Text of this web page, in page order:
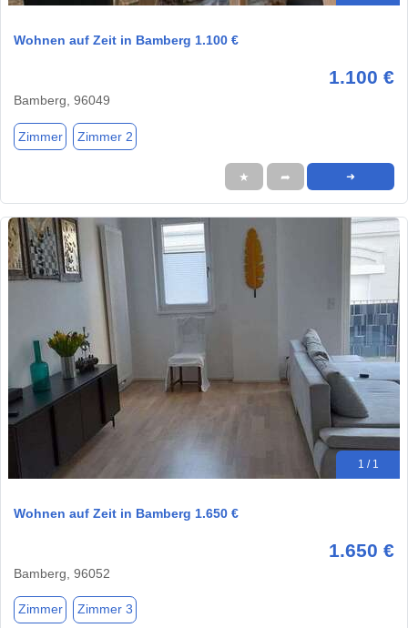
Wohnen auf Zeit in Bamberg 1.100 €
1.100 €
Bamberg, 96049
Zimmer Zimmer 2
★ ➦ ➜
1 / 1
Wohnen auf Zeit in Bamberg 1.650 €
1.650 €
Bamberg, 96052
Zimmer Zimmer 3